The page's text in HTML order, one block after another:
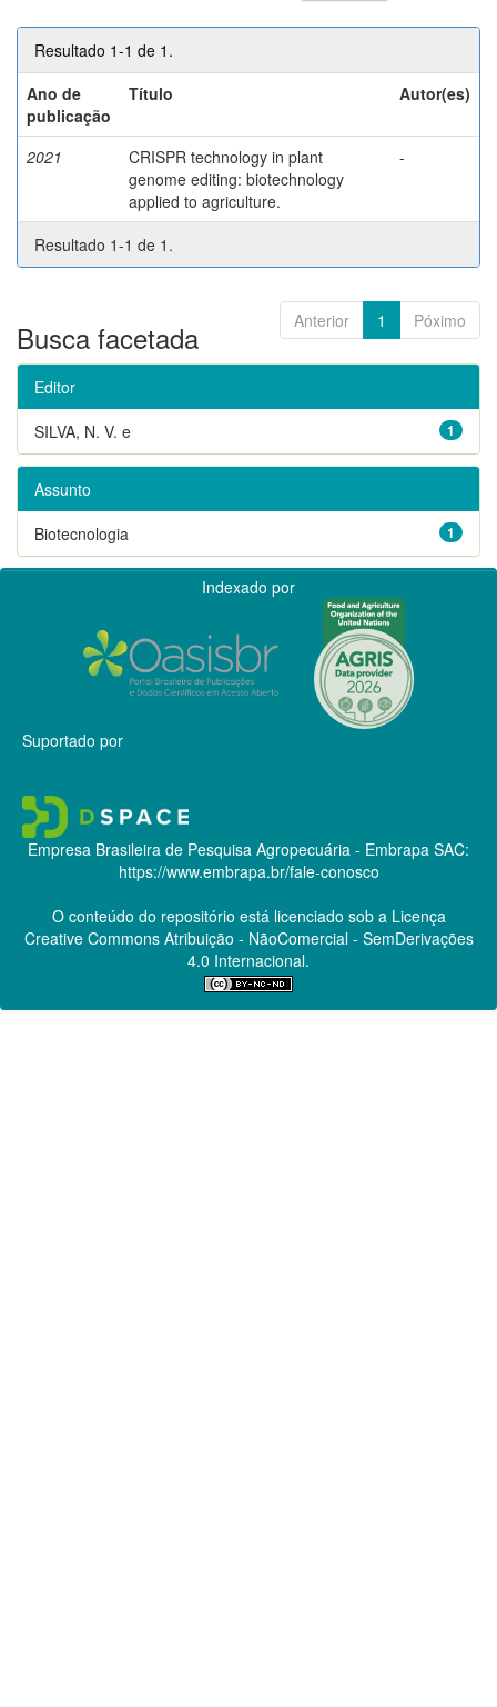
Resultado 1-1 de 1.
Ano de
publicação
Título Autor(es)
2021
CRISPR technology in plant
genome editing: biotechnology
applied to agriculture.
-
Resultado 1-1 de 1.
Anterior 1 Póximo
Busca facetada
Editor
1
SILVA, N. V. e
Assunto
1
Biotecnologia
Indexado por
Suportado por
Empresa Brasileira de Pesquisa Agropecuária - Embrapa SAC:
https://www.embrapa.br/fale-conosco
O conteúdo do repositório está licenciado sob a Licença
Creative CommonsAtribuição - NãoComercial - SemDerivações
4.0 Internacional.